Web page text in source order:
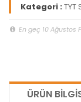
Kategori :TYT
En geç 10 Ağustos
ÜRÜN